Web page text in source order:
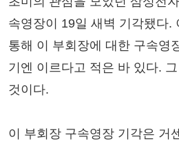
속영장이 19일 새벽 기각됐다.
통해 이 부회장에 대한 구속영
기엔 이르다고 적은 바 있다.
것이다.
이 부회장 구속영장 기각은 거